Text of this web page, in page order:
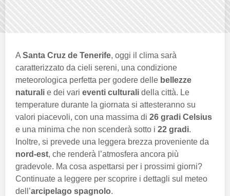
A Santa Cruz de Tenerife, oggi il clima sarà
caratterizzato da cieli sereni, una condizione
meteorologica perfetta per godere delle bellezze
naturali e dei vari eventi culturali della città. Le
temperature durante la giornata si attesteranno su
valori piacevoli, con una massima di 26 gradi Celsius
e una minima che non scenderà sotto i 22 gradi.
Inoltre, si prevede una leggera brezza proveniente da
nord-est, che renderà l’atmosfera ancora più
gradevole. Ma cosa aspettarsi per i prossimi giorni?
Continuate a leggere per scoprire i dettagli sul meteo
dell’arcipelago spagnolo.